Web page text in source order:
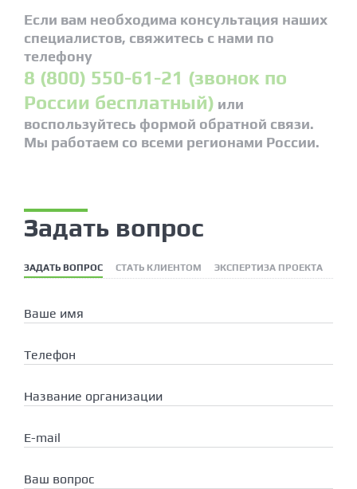
Если вам необходима консультация наших
специалистов, свяжитесь с нами по
телефону
8 (800) 550-61-21 (звонок по
России бесплатный) или
воспользуйтесь формой обратной связи.
Мы работаем со всеми регионами России.
Задать вопрос
ЗАДАТЬ ВОПРОС СТАТЬ КЛИЕНТОМ ЭКСПЕРТИЗА ПРОЕКТА
Ваше имя
Телефон
Название организации
E-mail
Ваш вопрос